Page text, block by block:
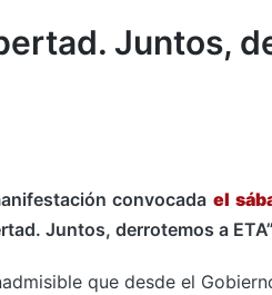
Juntos,
convocadael
Juntos, derrotemos a
que desde el